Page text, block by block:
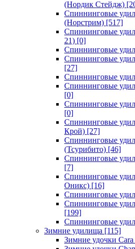
(Нордик Стейдж)
Спиннинговые
(Норстрим) [517]
Спиннинговые
21) [0]
Спиннинговые
Спиннинговые
[27]
Спиннинговые
Спиннинговые
[0]
Спиннинговые
[0]
Спиннинговые
Крой) [27]
Спиннинговые
(Тсурибито) [46]
Спиннинговые
[7]
Спиннинговые
Оникс) [16]
Спиннинговые
Спиннинговые
[199]
Спиннинговые
Зимние удилища [115]
Зимние удочки